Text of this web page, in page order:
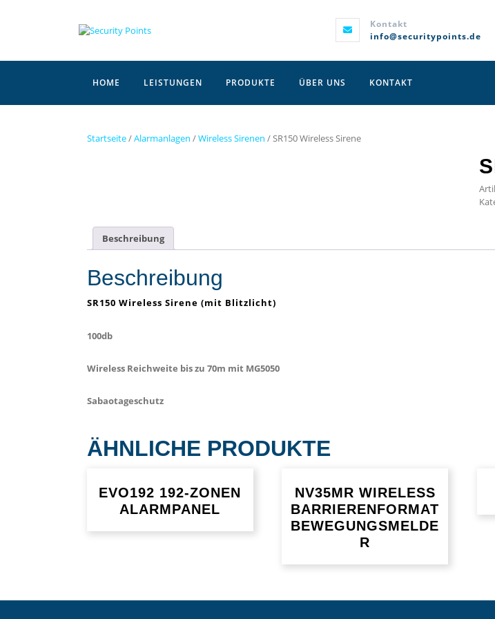
Kontakt
info@securitypoints.de
HOME LEISTUNGEN PRODUKTE ÜBER UNS KONTAKT
Startseite/Alarmanlagen /Wireless Sirenen / SR150 Wireless Sirene
Beschreibung
Beschreibung
SR150 Wireless Sirene (mit Blitzlicht)
100db
Wireless Reichweite bis zu 70m mit MG5050
Sabaotageschutz
ÄHNLICHE PRODUKTE
EVO192 192-ZONEN
ALARMPANEL
NV35MR WIRELESS
BARRIERENFORMAT
BEWEGUNGSMELDE
R